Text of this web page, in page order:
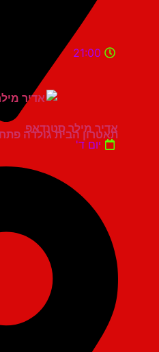
תאטרון הבית גולדה פתח תקווה
21:00
אדיר מילר סטנדאפ
יום ד'